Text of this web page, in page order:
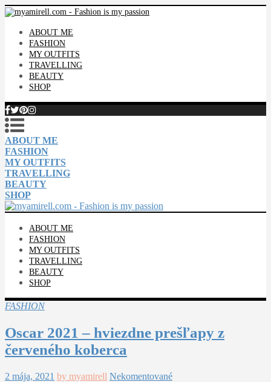
ABOUT ME
FASHION
MY OUTFITS
TRAVELLING
BEAUTY
SHOP
ABOUT ME
FASHION
MY OUTFITS
TRAVELLING
BEAUTY
SHOP
ABOUT ME
FASHION
MY OUTFITS
TRAVELLING
BEAUTY
SHOP
FASHION
Oscar 2021 – hviezdne prešľapy z
červeného koberca
2 mája, 2021 by myamirell Nekomentované